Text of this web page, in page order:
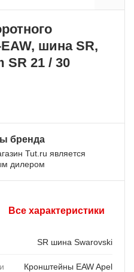
шина SR,
SR 21 / 30
бренда
Tut.ru является
дилером
Все характеристики
SR шина Swarovski
Кронштейны EAW Apel